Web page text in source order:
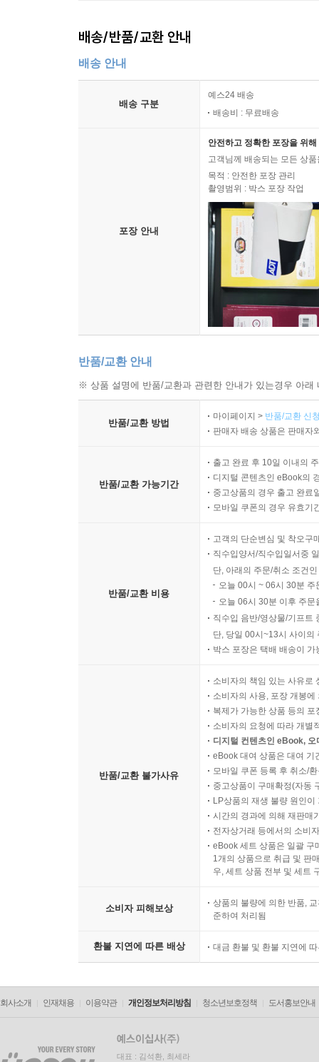
배송/반품/교환 안내
배송 안내
배송 구분
예스24 배송
배송비 : 무료배송
포장 안내
안전하고 정확한 포장을 위
고객님께 배송되는 모든 상
목적 : 안전한 포장 관리
촬영범위 : 박스 포장 작업
반품/교환 안내
※ 상품 설명에 반품/교환과 관련한 안내가 있는경우 아
반품/교환 방법
마이페이지 > 반품/교환 신
판매자 배송 상품은 판매자
반품/교환 가능기간
출고 완료 후 10일 이내의
디지털 콘텐츠인 eBook의
중고상품의 경우 출고 완료
모바일 쿠폰의 경우 유효기
반품/교환 비용
고객의 단순변심 및 착오구
직수입양서/직수입일서중
단, 아래의 주문/취소 조건
오늘 00시 ~ 06시 30분
오늘 06시 30분 이후 주
직수입 음반/영상물/기프트
단, 당일 00시~13시 사이의
박스 포장은 택배 배송이
반품/교환 불가사유
소비자의 책임 있는 사유로
소비자의 사용, 포장 개봉
복제가 가능한 상품 등의
소비자의 요청에 따라 개별
디지털 컨텐츠인 eBook,
eBook 대여 상품은 대여 기
모바일 쿠폰 등록 후 취소/
중고상품이 구매확정(자동
LP상품의 재생 불량 원인
시간의 경과에 의해 재판매
전자상거래 등에서의 소비
eBook 세트 상품은 일괄 구
1개의 상품으로 취급 및 판
우, 세트 상품 전부 및 세트
소비자 피해보상
상품의 불량에 의한 반품,
준하여 처리됨
환불 지연에 따른 배상 대금 환불 및 환불 지연에
회사소개 인재채용 이용약관 개인정보처리방침 청소년보호정책 도서홍보안내
대표 : 김석환, 최세라